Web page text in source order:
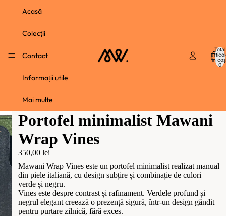
Acasă
Colecții
Contact
Informații utile
Mai multe
Total
în
0
Portofel minimalist Mawani
Wrap Vines
350,00 lei
Mawani Wrap Vines este un portofel minimalist realizat manual
din piele italiană, cu design subțire și combinație de culori
verde și negru.
Vines este despre contrast și rafinament. Verdele profund și
negrul elegant creează o prezență sigură, într-un design gândit
pentru purtare zilnică, fără exces.